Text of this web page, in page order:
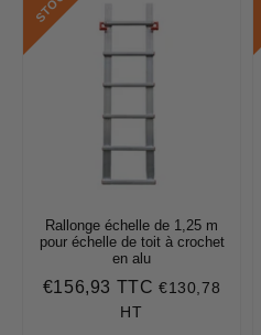
Rallonge échelle de 1,25 m
pour échelle de toit à crochet
en alu
Prix
€156,93 TTC €156,93
€130,78
HT